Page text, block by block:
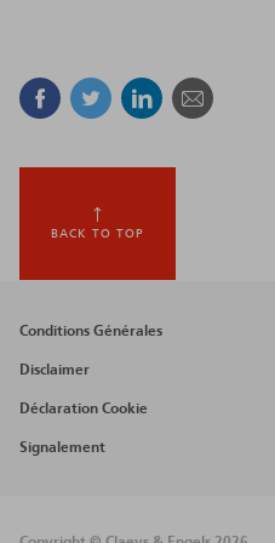
Facebook
TwitterLinkedinCourriel
BACK TO TOP
Footer
menu
Conditions Générales
Disclaimer
Déclaration Cookie
Signalement